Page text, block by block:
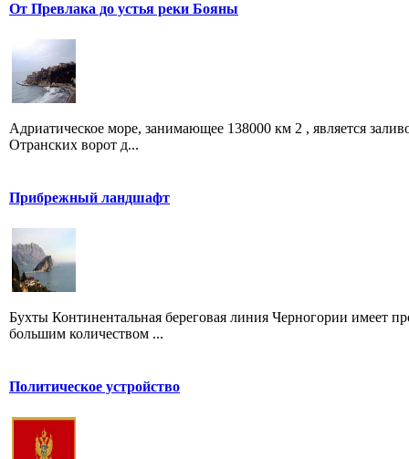
От Превлака до устья реки Бояны
Адриатическое море, занимающее 138000 км 2 , является
Отранских ворот д...
Прибрежный ландшафт
Бухты Континентальная береговая линия Черногории имеет
большим количеством ...
Политическое устройство